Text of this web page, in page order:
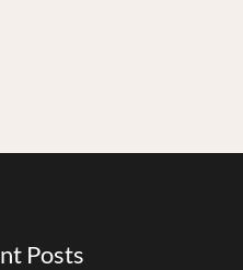
Posts